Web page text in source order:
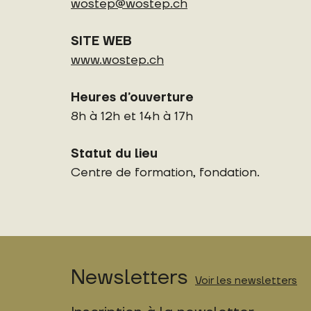
wostep@wostep.ch
SITE WEB
www.wostep.ch
Heures d’ouverture
8h à 12h et 14h à 17h
Statut du lieu
Centre de formation, fondation.
Newsletters Voir les newsletters